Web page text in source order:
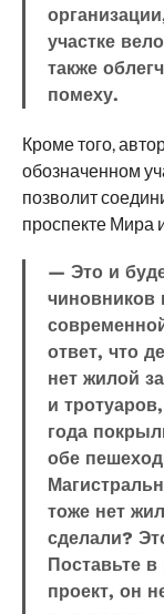
участке
также
помеху.
Кроме того,
обозначенном
позволит
проспекте Мира
— Это и
чиновников
ответ, что
нет жилой
и
года
обе
тоже нет
сделали?
Поставьте
проект, он